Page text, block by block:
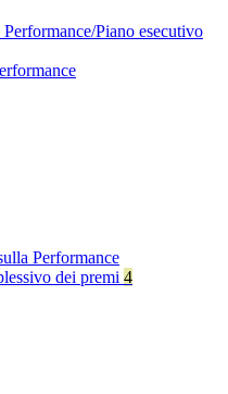
Piano esecutivo
Performance
dei premi 4